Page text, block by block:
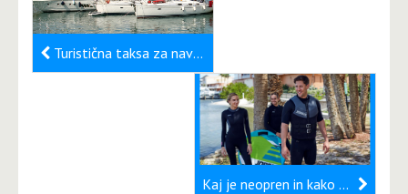
Turistična taksa za navtike na Hrvaškem v 2020
Kaj je neopren in kako pravilno izbrati neoprensko oblačilo